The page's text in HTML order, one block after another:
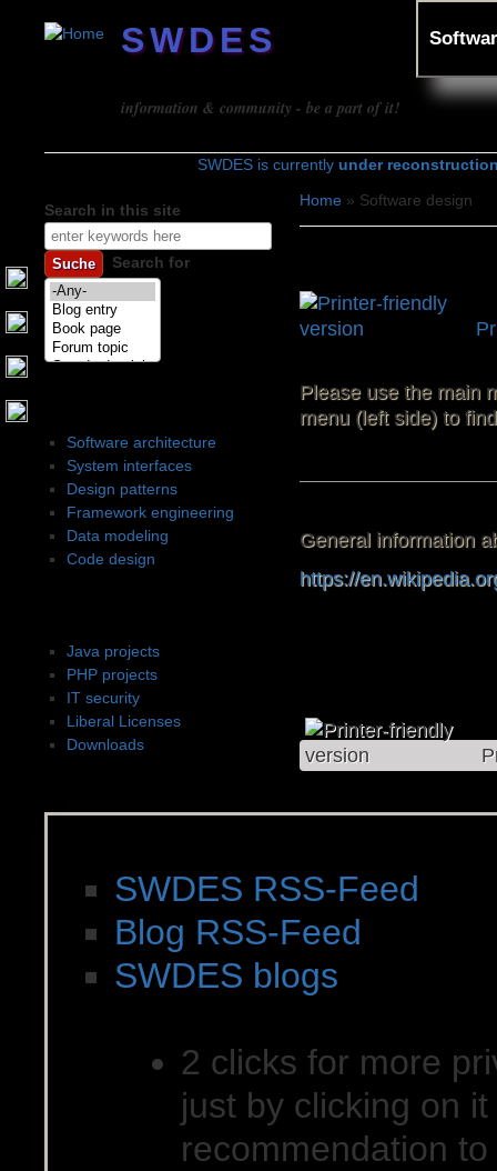
SWDES
information & community - be a part of it!
SWDES is currently under
Search form
Search in this site
Search for
Software architecture
System interfaces
Design patterns
Framework engineering
Data modeling
Code design
Java projects
PHP projects
IT security
Liberal Licenses
Downloads
You are here
Home » Software design
Please use the main
menu (left side) to
General information
https://
SWDES RSS-Feed
Blog RSS-Feed
SWDES blogs
2 clicks for more
just by clicking on
recommendation